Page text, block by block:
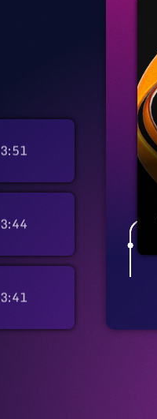
3:51
3:44
3:41